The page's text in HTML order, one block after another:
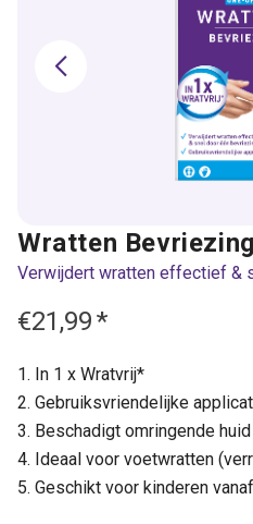
Wratten Bevriezing
Verwijdert wratten effectief &
€21,99*
In 1 x Wratvrij*
Gebruiksvriendelijke
Beschadigt omringende
Ideaal voor voetwratten
Geschikt voor kinderen